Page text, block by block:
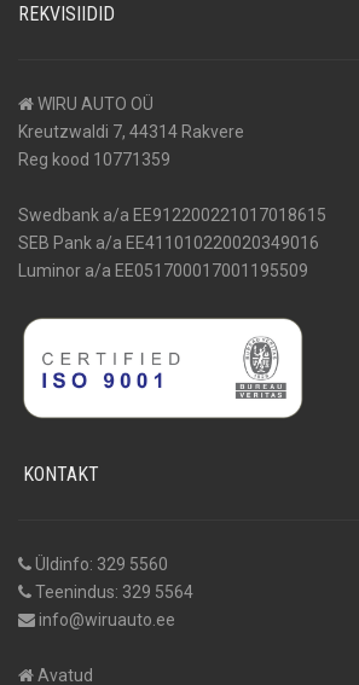
REKVISIIDID
WIRU AUTO OÜ
Kreutzwaldi 7, 44314 Rakvere
Reg kood 10771359
Swedbank a/a EE912200221017018615
SEB Pank a/a EE411010220020349016
Luminor a/a EE051700017001195509
KONTAKT
Üldinfo: 329 5560
Teenindus: 329 5564
info@wiruauto.ee
Avatud